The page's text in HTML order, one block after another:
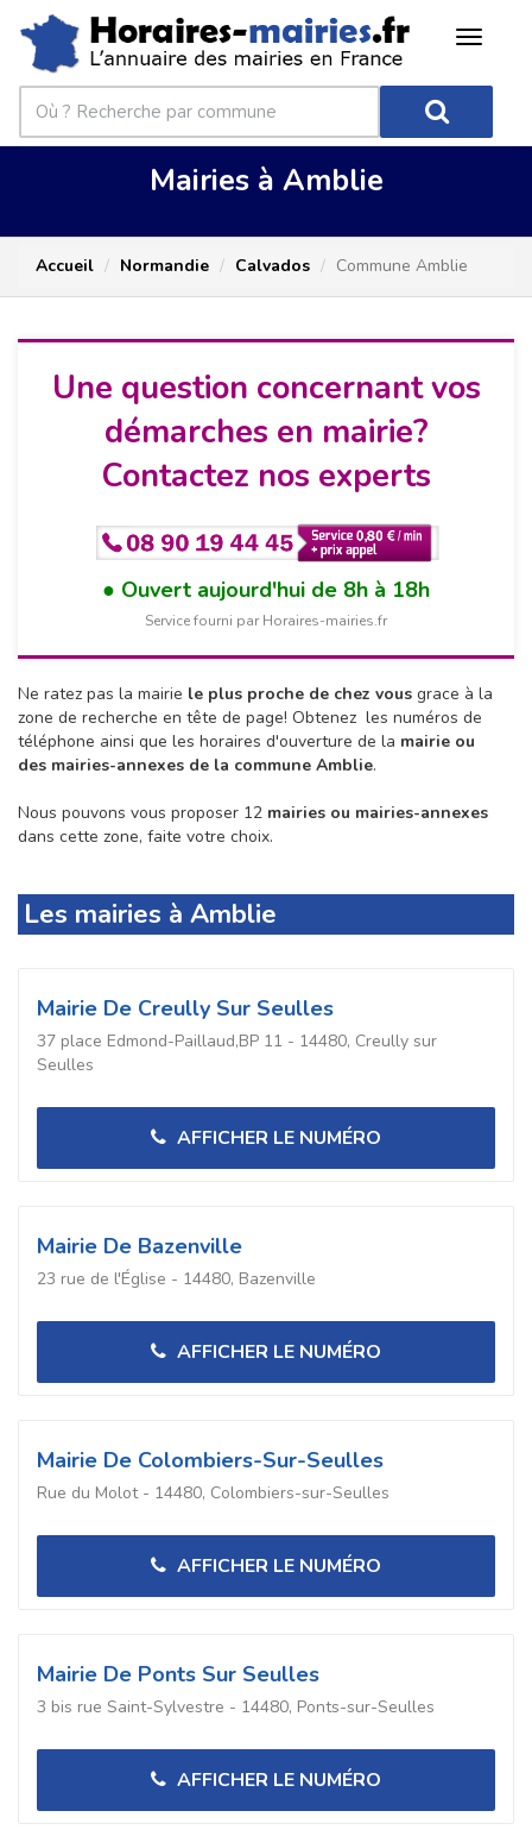
Mairies à Amblie
Accueil Normandie Calvados Commune Amblie
Une question concernant vos
démarches en mairie?
Contactez nos experts
Ouvert aujourd'hui de 8h à 18h
Service fourni par Horaires-mairies.fr
Ne ratez pas la mairie le plus proche de chez vous grace à la
zone de recherche en tête de page! Obtenez les numéros de
téléphone ainsi que les horaires d'ouverture de la mairie ou
des mairies-annexes de la commune Amblie.
Nous pouvons vous proposer 12 mairies ou mairies-annexes
dans cette zone, faite votre choix.
Les mairies à Amblie
Mairie De Creully Sur Seulles
37 place Edmond-Paillaud,BP 11 - 14480, Creully sur
Seulles
AFFICHER LE NUMÉRO
Mairie De Bazenville
23 rue de l'Église - 14480, Bazenville
AFFICHER LE NUMÉRO
Mairie De Colombiers-Sur-Seulles
Rue du Molot - 14480, Colombiers-sur-Seulles
AFFICHER LE NUMÉRO
Mairie De Ponts Sur Seulles
3 bis rue Saint-Sylvestre - 14480, Ponts-sur-Seulles
AFFICHER LE NUMÉRO